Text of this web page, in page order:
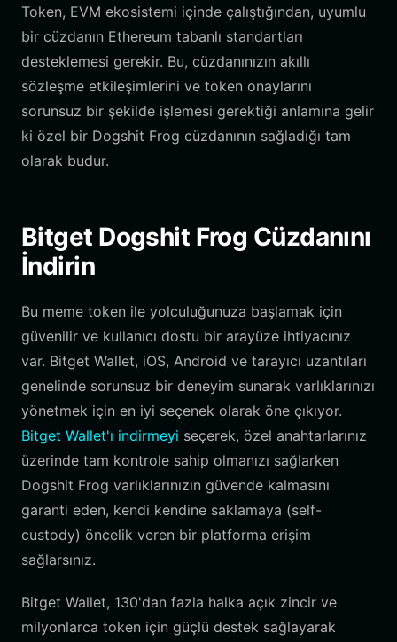
Token, EVM ekosistemi içinde çalıştığından, uyumlu
bir cüzdanın Ethereum tabanlı standartları
desteklemesi gerekir. Bu, cüzdanınızın akıllı
sözleşme etkileşimlerini ve token onaylarını
sorunsuz bir şekilde işlemesi gerektiği anlamına gelir
ki özel bir Dogshit Frog cüzdanının sağladığı tam
olarak budur.
Bitget Dogshit Frog Cüzdanını
İndirin
Bu meme token ile yolculuğunuza başlamak için
güvenilir ve kullanıcı dostu bir arayüze ihtiyacınız
var. Bitget Wallet, iOS, Android ve tarayıcı uzantıları
genelinde sorunsuz bir deneyim sunarak varlıklarınızı
yönetmek için en iyi seçenek olarak öne çıkıyor.
Bitget Wallet'ı indirmeyi seçerek, özel anahtarlarınız
üzerinde tam kontrole sahip olmanızı sağlarken
Dogshit Frog varlıklarınızın güvende kalmasını
garanti eden, kendi kendine saklamaya (self-
custody) öncelik veren bir platforma erişim
sağlarsınız.
Bitget Wallet, 130'dan fazla halka açık zincir ve
milyonlarca token için güçlü destek sağlayarak